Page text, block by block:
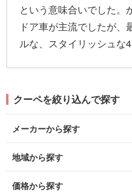
という意味合いでした。
ドア車が主流でしたが
ルな、スタイリッシュな
クーペを絞り込んで探す
メーカーから探す
地域から探す
価格から探す